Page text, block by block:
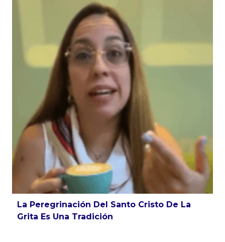
La Peregrinación Del Santo Cristo De La
Grita Es Una Tradición